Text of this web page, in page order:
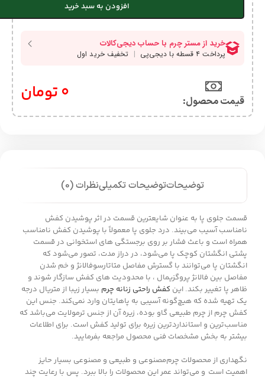
افزودن به سبد خرید
قیمت محصول:​ 0 تومان
توضیحاتتوضیحات تکمیلینظرات (0)
قسمت جلوی پا به عنوان شایعترین قسمت در اثر پوشیدن کفش
نامناسب آسیب می‌بیند. درد جلوی پا معمولاً با پوشیدن کفش نامناسب
همراه است و باعث فشار بر روی برجستگی های استخوانی در قسمت
پشتی انگشتان کوچک پا می‌شود، در دراز مدت، تصور می‌شود که
انگشتان پا می‌توانند با گسترش مفاصل متاتارسوفالانژ و خم شدن
مفاصل بین فالانژ پروگزیمال ، با محدودیت های کفش سازگار شوند و
ظاهر پا تغییر بکند. این کفش راحتی زنانه چرم بسیار زیبا از متریال درجه
یک تهیه شده که هیچ‌گونه آسیبی به پاهایتان وارد نمی‌کند. جنس این
کفش چرم از چرم طبیعی گاو بوده، زیره آن از جنس ترمولایت می‌باشد که
مناسب‌ترین و استانداردترین زیره برای تولید کفش است. برای اطلاعات
بیشتر به بخش مشخصات فنی محصول مراجعه بفرمایید.
نگهداری از محصولات چرم‌مصنوعی و طبیعی و مصنوعی بسیار حایز
اهمیت است و می‌تواند عمر این محصولات را بالا ببرد. پس با رعایت چند